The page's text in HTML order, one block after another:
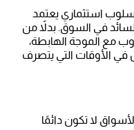
استثماري يعتمد
السائد في السوق. بدلاً من
مع الموجة الهابطة،
الأوقات التي يتصرف
لا تكون دائمًا